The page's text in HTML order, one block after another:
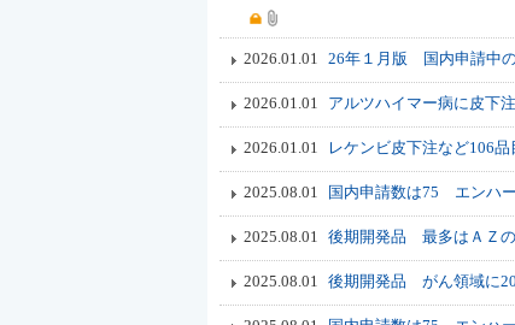
2026.01.01 26年１月版 国内申請中
2026.01.01 アルツハイマー病に皮下
2026.01.01 レケンビ皮下注など106
2025.08.01 国内申請数は75 エンハ
2025.08.01 後期開発品 最多はＡＺ
2025.08.01 後期開発品 がん領域に